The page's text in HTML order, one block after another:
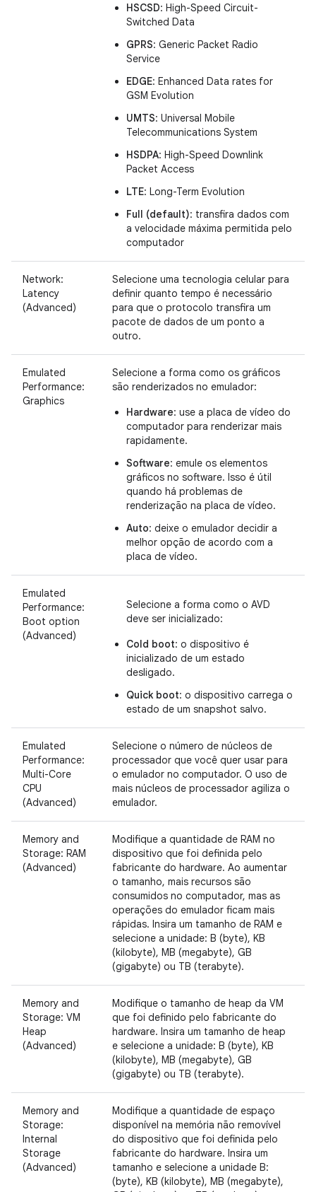
HSCSD: High-Speed Circuit-
Switched Data
GPRS: Generic Packet Radio
Service
EDGE: Enhanced Data rates for
GSM Evolution
UMTS: Universal Mobile
Telecommunications System
HSDPA: High-Speed Downlink
Packet Access
LTE: Long-Term Evolution
Full (default): transfira dados com
a velocidade máxima permitida pelo
computador
Network:
Latency
(Advanced)
Selecione uma tecnologia celular para
definir quanto tempo é necessário
para que o protocolo transfira um
pacote de dados de um ponto a
outro.
Emulated
Performance:
Graphics
Selecione a forma como os gráficos
são renderizados no emulador:
Hardware: use a placa de vídeo do
computador para renderizar mais
rapidamente.
Software: emule os elementos
gráficos no software. Isso é útil
quando há problemas de
renderização na placa de vídeo.
Auto: deixe o emulador decidir a
melhor opção de acordo com a
placa de vídeo.
Emulated
Performance:
Boot option
(Advanced)
Selecione a forma como o AVD
deve ser inicializado:
Cold boot: o dispositivo é
inicializado de um estado
desligado.
Quick boot: o dispositivo carrega o
estado de um snapshot salvo.
Emulated
Performance:
Multi-Core
CPU
(Advanced)
Selecione o número de núcleos de
processador que você quer usar para
o emulador no computador. O uso de
mais núcleos de processador agiliza o
emulador.
Memory and
Storage: RAM
(Advanced)
Modifique a quantidade de RAM no
dispositivo que foi definida pelo
fabricante do hardware. Ao aumentar
o tamanho, mais recursos são
consumidos no computador, mas as
operações do emulador ficam mais
rápidas. Insira um tamanho de RAM e
selecione a unidade: B (byte), KB
(kilobyte), MB (megabyte), GB
(gigabyte) ou TB (terabyte).
Memory and
Storage: VM
Heap
(Advanced)
Modifique o tamanho de heap da VM
que foi definido pelo fabricante do
hardware. Insira um tamanho de heap
e selecione a unidade: B (byte), KB
(kilobyte), MB (megabyte), GB
(gigabyte) ou TB (terabyte).
Memory and
Storage:
Internal
Storage
(Advanced)
Modifique a quantidade de espaço
disponível na memória não removível
do dispositivo que foi definida pelo
fabricante do hardware. Insira um
tamanho e selecione a unidade B:
(byte), KB (kilobyte), MB (megabyte),